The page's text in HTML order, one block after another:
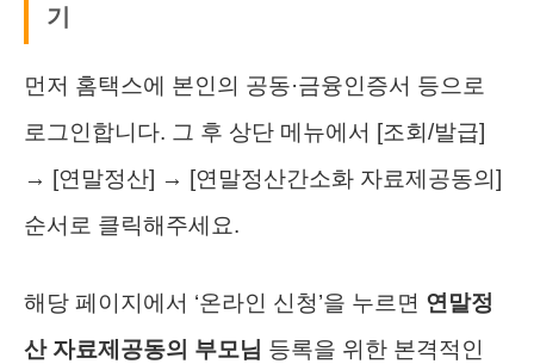
기
먼저 홈택스에 본인의 공동·금융인증서 등으로
로그인합니다. 그 후 상단 메뉴에서 [조회/발급]
→ [연말정산] → [연말정산간소화 자료제공동의]
순서로 클릭해주세요.
해당 페이지에서 ‘온라인 신청’을 누르면 연말정
산 자료제공동의 부모님 등록을 위한 본격적인